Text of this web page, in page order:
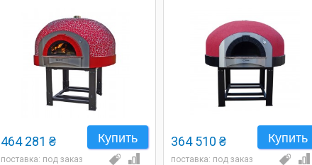
Купить
464 281 ₴
поставка: под заказ
Купить
364 510 ₴
поставка: под заказ